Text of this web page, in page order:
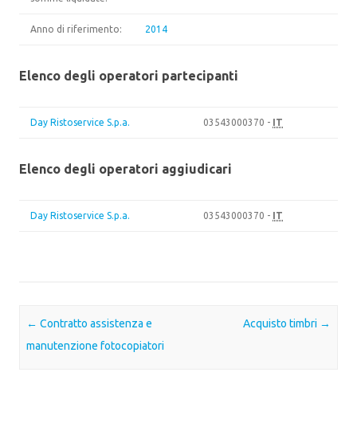
Anno di riferimento: 2014
Elenco degli operatori partecipanti
Day Ristoservice S.p.a. 03543000370 - IT
Elenco degli operatori aggiudicari
Day Ristoservice S.p.a. 03543000370 - IT
Post navigation
← Contratto assistenza e
manutenzione fotocopiatori
Acquisto timbri →